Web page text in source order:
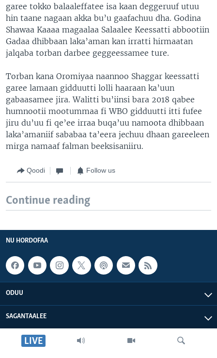
LIVE
garee tokko balaaleffatee isa kaan deggeruuf utuu
hin taane nagaan akka bu’u gaafachuu dha. Godina
Shawaa Kaaaa magaalaa Salaalee Keessatti abbootiin
Gadaa dhibbaan laka’aman kan irratti hirmaatan
jalqaba torban darbee geggeessamee ture.
Torban kana Oromiyaa naannoo Shaggar keessatti
garee lamaan gidduutti lolli haaraan ka’uun
gabaasamee jira. Walitti bu’iinsi bara 2018 qabee
humnootii mootummaa fi WBO gidduutti itti fufee
jiru du’uu fi qe’ee irraa buqa’uu namoota dhibbaan
laka’amaniif sababaa ta’eera jechuu dhaan gareeleen
mirga namaaf falman beeksisaniiru.
Qoodi Follow us
Continue reading
NU HORDOFAA
ODUU
SAGANTAALEE
WAA’EE KEENYA